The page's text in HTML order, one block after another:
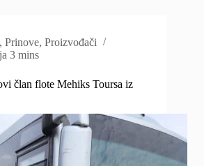
,Prinove,Proizvođači
3 mins
član flote Mehiks Toursa iz